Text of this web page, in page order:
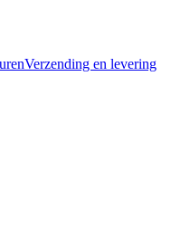
Verzending en levering